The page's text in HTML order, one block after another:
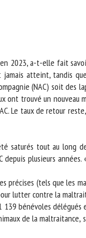
2023, a-t-elle fait
atteint, tandis
(NAC) soit des
trouvé un nouveau
Le taux de retour
saturés tout au long
plusieurs années.
précises (tels que les
lutter contre la
bénévoles délégués
de la maltraitance,